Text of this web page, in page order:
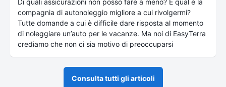
Di quali assicurazioni non posso fare a meno? E qual è la
compagnia di autonoleggio migliore a cui rivolgermi?
Tutte domande a cui è difficile dare risposta al momento
di noleggiare un’auto per le vacanze. Ma noi di EasyTerra
crediamo che non ci sia motivo di preoccuparsi
Consulta tutti gli articoli